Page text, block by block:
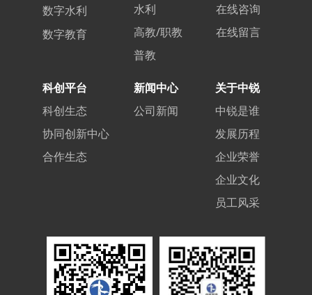
数字水利
数字教育
水利
高教/职教
普教
在线咨询
在线留言
科创平台
科创生态
协同创新中心
合作生态
新闻中心
公司新闻
关于中锐
中锐是谁
发展历程
企业荣誉
企业文化
员工风采